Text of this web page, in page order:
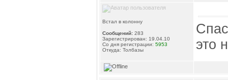
Встал в колонну
Сообщений: 283
Зарегистрирован: 19.04.10
Со дня регистрации: 5953
Откуда: Толбазы
это